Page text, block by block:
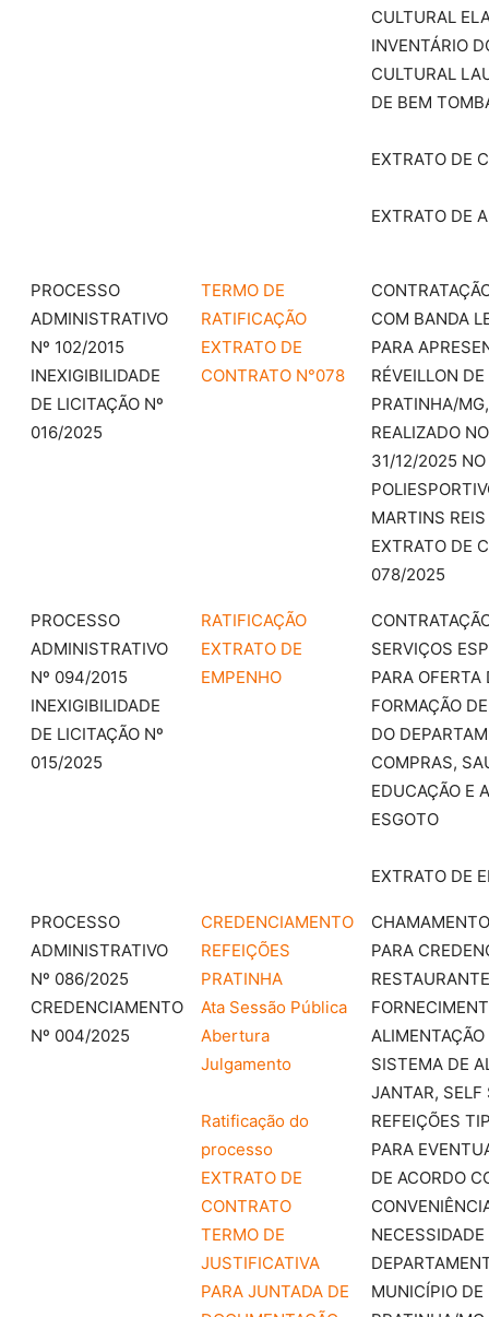
CULTURAL
INVENTÁRIO
CULTURAL
DE BEM
EXTRATO DE
EXTRATO DE
PROCESSO
ADMINISTRATIVO
Nº 102/2015
INEXIGIBILIDADE
DE LICITAÇÃO Nº
016/2025
TERMO DE
RATIFICAÇÃO
EXTRATO DE
CONTRATO N°078
COM BANDA
PARA
RÉVEILLON DE
PRATINHA/
REALIZADO
31/12/2025 NO
MARTINS REIS
EXTRATO DE
078/2025
PROCESSO
ADMINISTRATIVO
Nº 094/2015
INEXIGIBILIDADE
DE LICITAÇÃO Nº
015/2025
RATIFICAÇÃO
EXTRATO DE
EMPENHO
SERVIÇOS
PARA OFERTA
FORMAÇÃO
DO
COMPRAS,
EDUCAÇÃO E
ESGOTO
EXTRATO DE
PROCESSO
ADMINISTRATIVO
Nº 086/2025
CREDENCIAMENTO
Nº 004/2025
CREDENCIAMENTO
REFEIÇÕES
PRATINHA
Ata Sessão Pública
Abertura
Julgamento
Ratificação do
processo
EXTRATO DE
CONTRATO
TERMO DE
JUSTIFICATIVA
PARA JUNTADA DE
PARA
SISTEMA DE
JANTAR, SELF
REFEIÇÕES
PARA
DE ACORDO
MUNICÍPIO DE